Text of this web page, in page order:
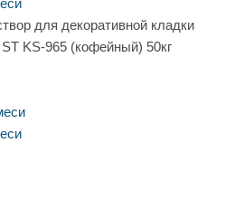
для декоративной кладки
KS-965 (кофейный) 50кг